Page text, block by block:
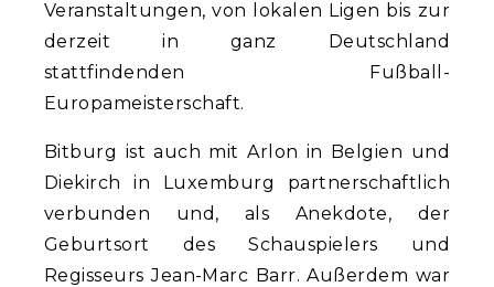
Veranstaltungen, von lokalen Ligen bis zur
derzeit in ganz Deutschland
stattfindenden Fußball-
Europameisterschaft.
Bitburg ist auch mit Arlon in Belgien und
Diekirch in Luxemburg partnerschaftlich
verbunden und, als Anekdote, der
Geburtsort des Schauspielers und
Regisseurs Jean-Marc Barr. Außerdem war